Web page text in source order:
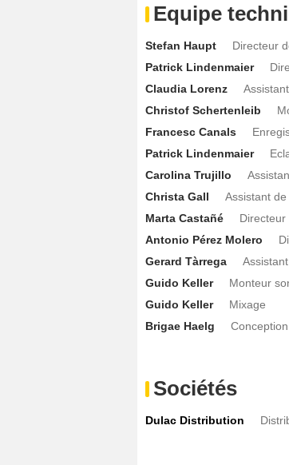
Equipe
Stefan Haupt
Directeur
Patrick Lindenmaier
Claudia Lorenz
Christof Schertenleib
Francesc Canals
Patrick Lindenmaier
Carolina Trujillo
Christa Gall
Assistant
Marta Castañé
Antonio Pérez Molero
Gerard Tàrrega
Guido Keller
Monteur
Guido Keller
Mixage
Brigae Haelg
Sociétés
Dulac Distribution